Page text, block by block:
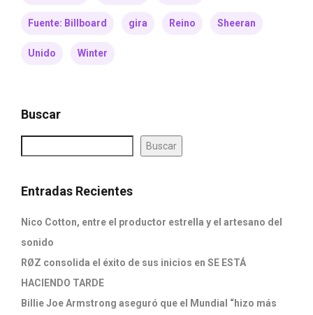
Fuente: Billboard gira Reino Sheeran
Unido Winter
Buscar
Buscar
Entradas Recientes
Nico Cotton, entre el productor estrella y el artesano del
sonido
RØZ consolida el éxito de sus inicios en SE ESTÁ
HACIENDO TARDE
Billie Joe Armstrong aseguró que el Mundial “hizo más